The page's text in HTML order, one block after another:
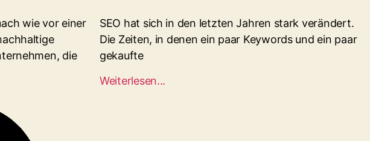
wie vor einer
die
SEO hat sich in den letzten Jahren stark verändert.
Die Zeiten, in denen ein paar Keywords und ein paar
gekaufte
Weiterlesen...